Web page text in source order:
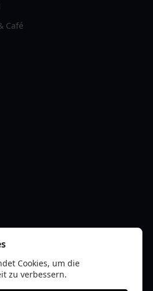
Café
Cookies, um die
zu verbessern.